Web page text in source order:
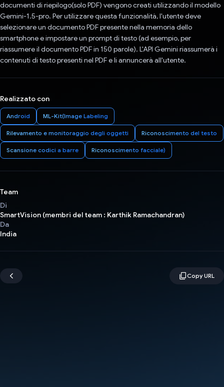
documenti di riepilogo(solo PDF) vengono creati utilizzando il modello
Gemini-1.5-pro. Per utilizzare questa funzionalità, l'utente deve
selezionare un documento PDF presente nella memoria dello
smartphone e impostare un prompt di testo (ad esempio, per
riassumere il documento PDF in 150 parole). L'API Gemini riassumerà i
contenuti di testo presenti nel PDF e li annuncerà all'utente.
Realizzato con
Android ML-Kit(Image Labeling
Rilevamento e monitoraggio degli oggetti Riconoscimento del testo
Scansione codici a barre Riconoscimento facciale)
Team
Di
SmartVision (membri del team : Karthik Ramachandran)
Da
India